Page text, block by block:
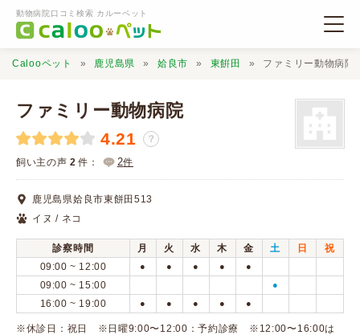
動物病院口コミ検索 カルーペット
動物病院検索
口コミ検索
Calooペットとは？
口コミ投稿
Calooペット 鹿児島県 姶良市 東餠田 ファミリー動物病院
ファミリー動物病院
4.21 ？
飼い主の声 2 件： 2件
鹿児島県姶良市東餅田513
イヌ / ネコ
診察時間 月 火 水 木 金 土 日
祝
09:00 ~ 12:00
● ● ● ● ●
09:00 ~ 15:00 ●
16:00 ~ 19:00 ● ● ● ● ●
※休診日：祝日 ※日曜9:00〜12:00：予約診療 ※12:00〜16:00は